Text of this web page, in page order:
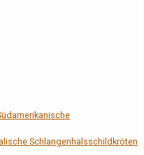
Schlangenhalsschildkröten